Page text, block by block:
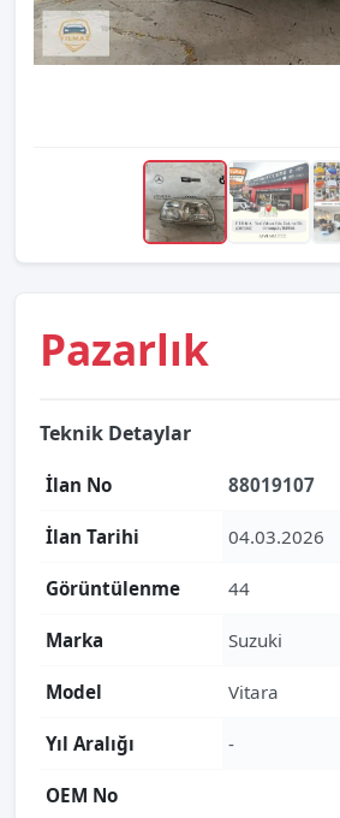
Pazarlık
Teknik Detaylar
İlan No 88019107
İlan Tarihi 04.03.2026
Görüntülenme 44
Marka Suzuki
Model Vitara
Yıl Aralığı -
OEM No